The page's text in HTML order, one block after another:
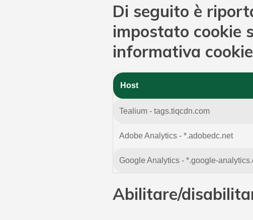
Di seguito è
impostato cookie
informativa
Host
Tealium - tags.tiqcdn.com
Adobe Analytics - *.adobedc.net
Google Analytics - *.google-
Abilitare/